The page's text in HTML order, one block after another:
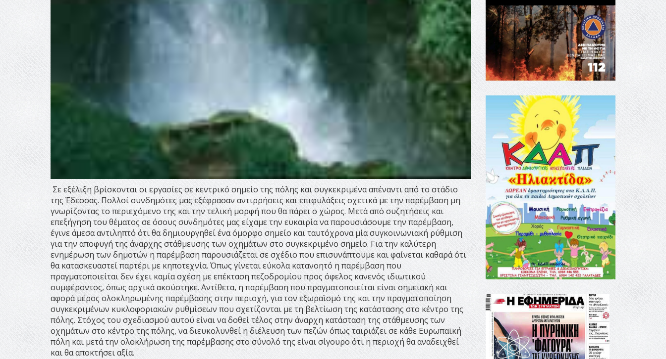
Σε εξέλιξη βρίσκονται οι εργασίες σε κεντρικό σημείο της πόλης και συγκεκριμένα απέναντι από το στάδιο
της Έδεσσας. Πολλοί συνδημότες μας εξέφρασαν αντιρρήσεις και επιφυλάξεις σχετικά με την παρέμβαση μη
γνωρίζοντας το περιεχόμενο της και την τελική μορφή που θα πάρει ο χώρος. Μετά από συζητήσεις και
επεξήγηση του θέματος σε όσους συνδημότες μας είχαμε την ευκαιρία να παρουσιάσουμε την παρέμβαση,
έγινε άμεσα αντιληπτό ότι θα δημιουργηθεί ένα όμορφο σημείο και ταυτόχρονα μία συγκοινωνιακή ρύθμιση
για την αποφυγή της άναρχης στάθμευσης των οχημάτων στο συγκεκριμένο σημείο. Για την καλύτερη
ενημέρωση των δημοτών η παρέμβαση παρουσιάζεται σε σχέδιο που επισυνάπτουμε και φαίνεται καθαρά ότι
θα κατασκευαστεί παρτέρι με κηποτεχνία. Όπως γίνεται εύκολα κατανοητό η παρέμβαση που
πραγματοποιείται δεν έχει καμία σχέση με επέκταση πεζοδρομίου προς όφελος κανενός ιδιωτικού
συμφέροντος, όπως αρχικά ακούστηκε. Αντίθετα, η παρέμβαση που πραγματοποιείται είναι σημειακή και
αφορά μέρος ολοκληρωμένης παρέμβασης στην περιοχή, για τον εξωραϊσμό της και την πραγματοποίηση
συγκεκριμένων κυκλοφοριακών ρυθμίσεων που σχετίζονται με τη βελτίωση της κατάστασης στο κέντρο της
πόλης. Στόχος του σχεδιασμού αυτού είναι να δοθεί τέλος στην άναρχη κατάσταση της στάθμευσης των
οχημάτων στο κέντρο της πόλης, να διευκολυνθεί η διέλευση των πεζών όπως ταιριάζει σε κάθε Ευρωπαϊκή
πόλη και μετά την ολοκλήρωση της παρέμβασης στο σύνολό της είναι σίγουρο ότι η περιοχή θα αναδειχθεί
και θα αποκτήσει αξία.